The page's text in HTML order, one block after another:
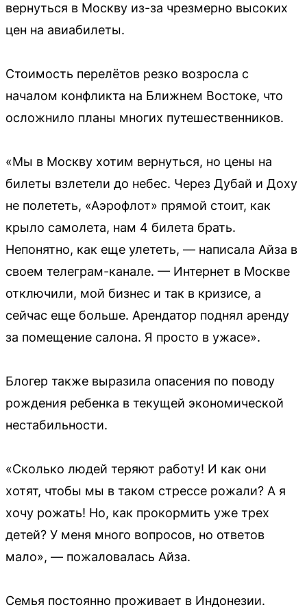
вернуться в Москву из-за чрезмерно высоких
цен на авиабилеты.
Стоимость перелётов резко возросла с
началом конфликта на Ближнем Востоке, что
осложнило планы многих путешественников.
«Мы в Москву хотим вернуться, но цены на
билеты взлетели до небес. Через Дубай и Доху
не полететь, «Аэрофлот» прямой стоит, как
крыло самолета, нам 4 билета брать.
Непонятно, как еще улететь, — написала Айза в
своем телеграм-канале. — Интернет в Москве
отключили, мой бизнес и так в кризисе, а
сейчас еще больше. Арендатор поднял аренду
за помещение салона. Я просто в ужасе».
Блогер также выразила опасения по поводу
рождения ребенка в текущей экономической
нестабильности.
«Сколько людей теряют работу! И как они
хотят, чтобы мы в таком стрессе рожали? А я
хочу рожать! Но, как прокормить уже трех
детей? У меня много вопросов, но ответов
мало», — пожаловалась Айза.
Семья постоянно проживает в Индонезии.